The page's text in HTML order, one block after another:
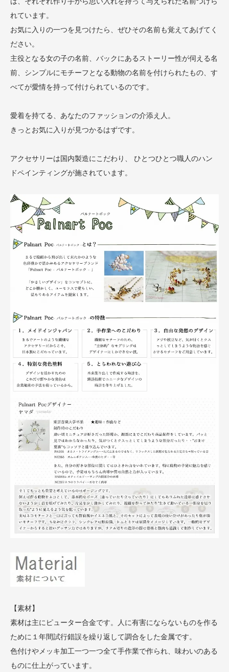
れています。
お気に入りの一つを見つけたら、ぜひその名前も覚えてあげてく
ださい。
主役となる女の子の名前、バックにあるストーリー性が伺える名
前、シンプルにモチーフとなる動物の名前を付けられたもの、す
べてが愛情を持って付けられているのです。
愛着を持てる、あなたのファッションの介添え人。
きっとお気に入りが見つかるはずです。
アクセサリーは国内製造にこだわり、 ひとつひとつ職人のハン
ドペインティングが施されています。
【素材】
素材は主にピューター合金です。人に有害にならないものを作る
ために１年間試行錯誤を繰り返して調合をした金属です。
色付けやメッキ加工一つ一つ全て手作業で作られ、味わいのある
ものに仕上がっています。